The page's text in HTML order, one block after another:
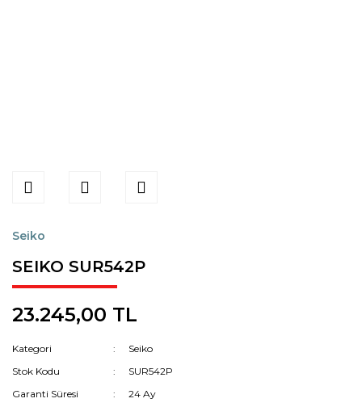
Seiko
SEIKO SUR542P
23.245,00 TL
Kategori
Seiko
Stok Kodu
SUR542P
Garanti Süresi
24 Ay